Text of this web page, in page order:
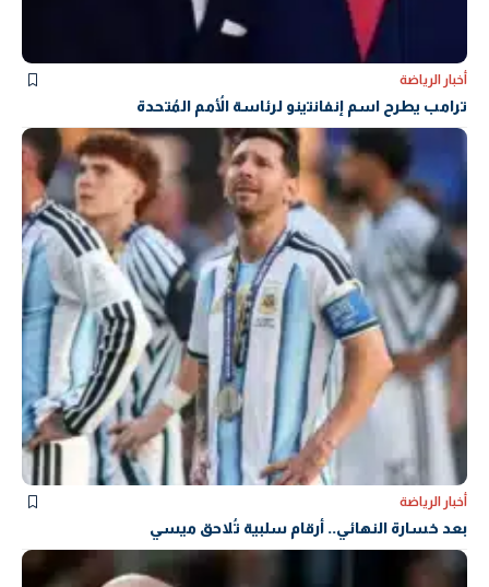
أخبار الرياضة
ترامب يطرح اسم إنفانتينو لرئاسة الأُمم المُتحدة
أخبار الرياضة
بعد خسارة النهائي.. أرقام سلبية تُلاحق ميسي